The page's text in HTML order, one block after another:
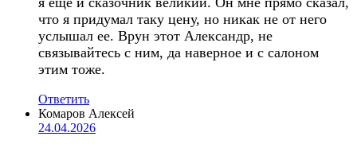
что я придумал таку цену, но никак не от него
услышал ее. Врун этот Александр, не
связывайтесь с ним, да наверное и с салоном
этим тоже.
Ответить
Комаров Алексей
24.04.2026